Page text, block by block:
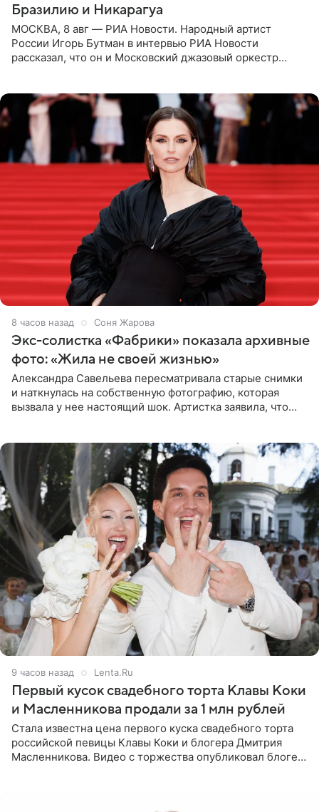
Бразилию и Никарагуа
МОСКВА, 8 авг — РИА Новости. Народный артист
России Игорь Бутман в интервью РИА Новости
рассказал, что он и Московский джазовый оркестр
8 часов назад Соня Жарова
Экс-солистка «Фабрики» показала архивные
фото: «Жила не своей жизнью»
Александра Савельева пересматривала старые снимки
и наткнулась на собственную фотографию, которая
вызвала у нее настоящий шок. Артистка заявила, что
9 часов назад Lenta.Ru
Первый кусок свадебного торта Клавы Коки
и Масленникова продали за 1 млн рублей
Стала известна цена первого куска свадебного торта
российской певицы Клавы Коки и блогера Дмитрия
Масленникова. Видео с торжества опубликовал блогер